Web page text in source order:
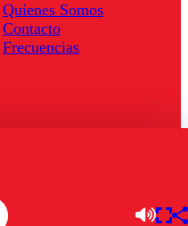
Quienes Somos
Contacto
Frecuencias